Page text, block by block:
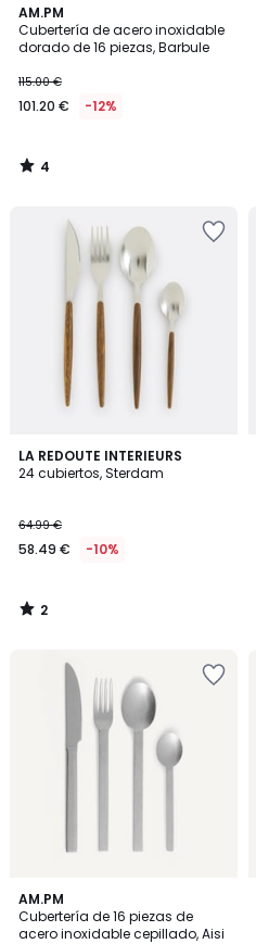
AM.PM
Cubertería de acero inoxidable
dorado de 16 piezas, Barbule
115.00 €
101.20 € -12%
4
/
5
4
/
LA REDOUTE INTERIEURS
24 cubiertos, Sterdam
64.99 €
58.49 € -10%
2
/
2
/
AM.PM
Cubertería de 16 piezas de
acero inoxidable cepillado, Aisi
2
/
5